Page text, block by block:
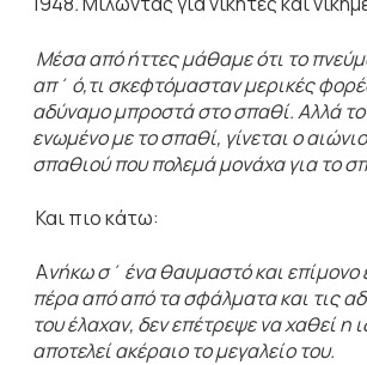
Μέσα από ήττες μάθαμε ότι το
απ΄ ό,τι σκεφτόμασταν μερικές
αδύναμο μπροστά στο σπαθί. Αλλά
ενωμένο με το σπαθί, γίνεται ο
σπαθιού που πολεμά μονάχα για το
Και πιο κάτω:
Ανήκω σ΄ ένα θαυμαστό και επίμονο
πέρα από από τα σφάλματα και τις
του έλαχαν, δεν επέτρεψε να χαθεί η
αποτελεί ακέραιο το μεγαλείο του.